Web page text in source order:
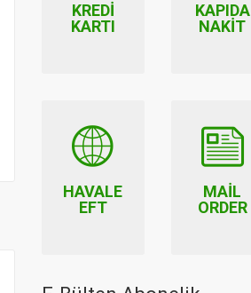
Macunu Vital 75ml
24.00
KREDI
KARTI
KAPIDA
NAKIT
HAVALE
EFT
MAIL
ORDER